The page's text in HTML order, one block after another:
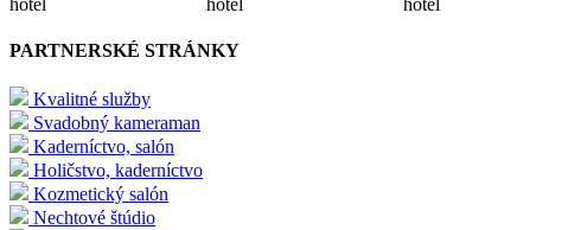
hotel
hotel
hotel
PARTNERSKÉ STRÁNKY
Kvalitné služby
Svadobný kameraman
Kaderníctvo, salón
Holičstvo, kaderníctvo
Kozmetický salón
Nechtové štúdio